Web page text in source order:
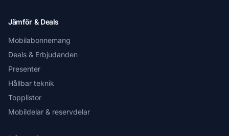
Jämför & Deals
Mobilabonnemang
Deals & Erbjudanden
Presenter
Hållbar teknik
Topplistor
Mobildelar & reservdelar